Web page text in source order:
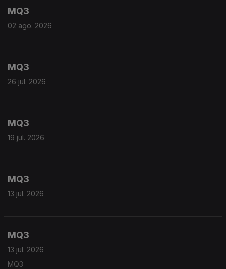
MQ3
02 ago. 2026
MQ3
26 jul. 2026
MQ3
19 jul. 2026
MQ3
13 jul. 2026
MQ3
13 jul. 2026
MQ3